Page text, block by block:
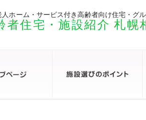
人ホーム・サービス付き高齢者向け住宅・グ
者住宅・施設紹介 札幌